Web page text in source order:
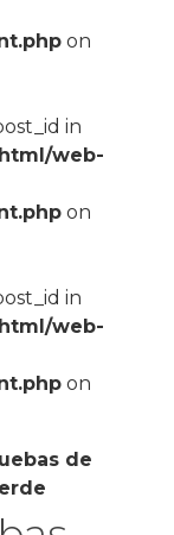
on
in
web-
on
in
web-
on
de